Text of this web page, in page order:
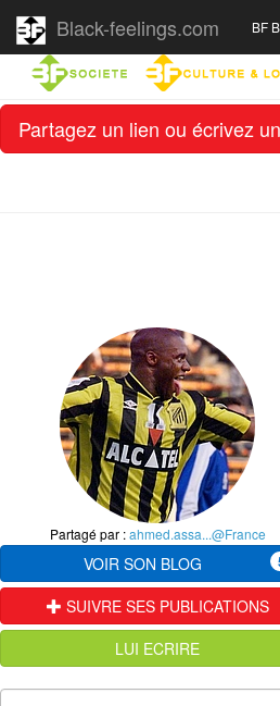
Partagez un lien ou écrivez
Black-feelings.com BF
Partagé par :ahmed.assa...@France
VOIR SON BLOG
SUIVRE SES PUBLICATIONS
LUI ECRIRE